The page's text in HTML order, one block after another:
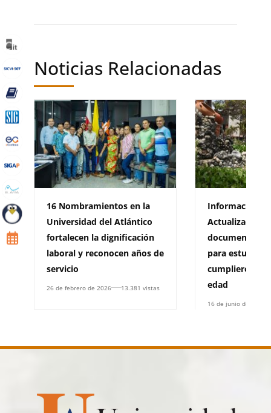
Noticias Relacionadas
16 Nombramientos en la
Universidad del Atlántico
fortalecen la dignificación
laboral y reconocen años de
servicio
26 de febrero de 2026 13.381 vistas
Información
Actualización
documento
para
cumplieron la
edad
16 de junio de 2025